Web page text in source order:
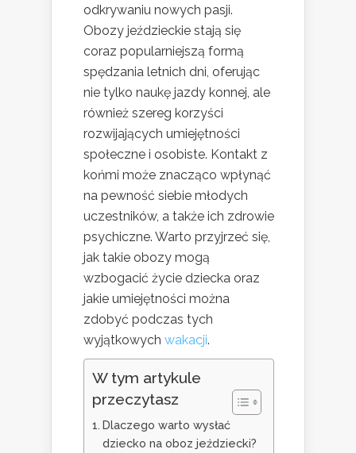
odkrywaniu nowych pasji.
Obozy jeździeckie stają się
coraz popularniejszą formą
spędzania letnich dni, oferując
nie tylko naukę jazdy konnej, ale
również szereg korzyści
rozwijających umiejętności
społeczne i osobiste. Kontakt z
końmi może znacząco wpłynąć
na pewność siebie młodych
uczestników, a także ich zdrowie
psychiczne. Warto przyjrzeć się,
jak takie obozy mogą
wzbogacić życie dziecka oraz
jakie umiejętności można
zdobyć podczas tych
wyjątkowych wakacji.
W tym artykule
przeczytasz
Dlaczego warto wysłać
dziecko na oboz jeździecki?